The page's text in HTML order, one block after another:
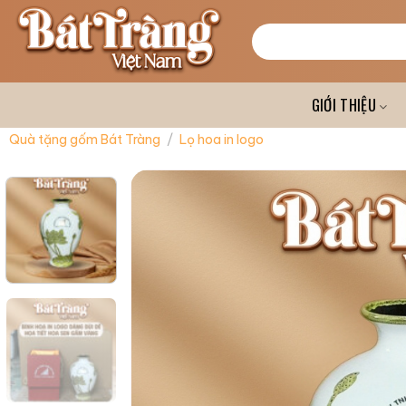
Skip
content
Tìm
kiếm:
GIỚI THIỆU
Quà tặng gốm Bát Tràng / Lọ hoa in logo